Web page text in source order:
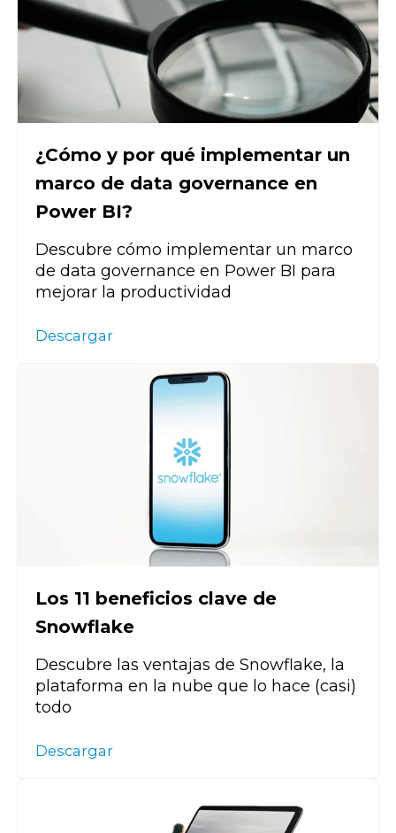
¿Cómo y por qué implementar un
marco de data governance en
Power BI?
Descubre cómo implementar un marco
de data governance en Power BI para
mejorar la productividad
Descargar
Los 11 beneficios clave de
Snowflake
Descubre las ventajas de Snowflake, la
plataforma en la nube que lo hace (casi)
todo
Descargar